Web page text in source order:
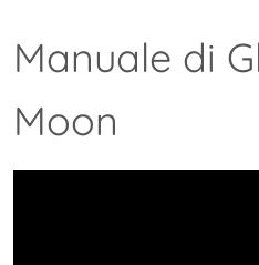
Manuale di
Moon